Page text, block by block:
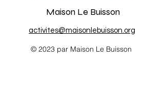
Maison Le Buisson
activites@maisonlebuisson.org
© 2023 par Maison Le Buisson